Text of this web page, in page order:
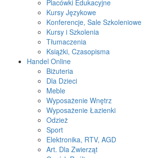
Placówki Edukacyjne
Kursy Językowe
Konferencje, Sale Szkoleniowe
Kursy i Szkolenia
Tłumaczenia
Książki, Czasopisma
Handel Online
Biżuteria
Dla Dzieci
Meble
Wyposażenie Wnętrz
Wyposażenie Łazienki
Odzież
Sport
Elektronika, RTV, AGD
Art. Dla Zwierząt